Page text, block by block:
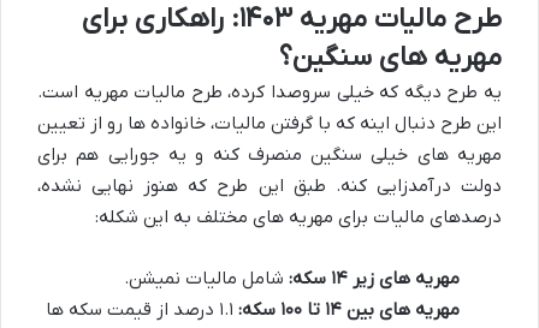
طرح مالیات مهریه ۱۴۰۳: راهکاری برای
مهریه های سنگین؟
یه طرح دیگه که خیلی سروصدا کرده، طرح مالیات مهریه است.
این طرح دنبال اینه که با گرفتن مالیات، خانواده ها رو از تعیین
مهریه های خیلی سنگین منصرف کنه و یه جورایی هم برای
دولت درآمدزایی کنه. طبق این طرح که هنوز نهایی نشده،
درصدهای مالیات برای مهریه های مختلف به این شکله:
مهریه های زیر ۱۴ سکه:
شامل مالیات نمیشن.
مهریه های بین ۱۴ تا ۱۰۰ سکه:
۱.۱ درصد از قیمت سکه ها